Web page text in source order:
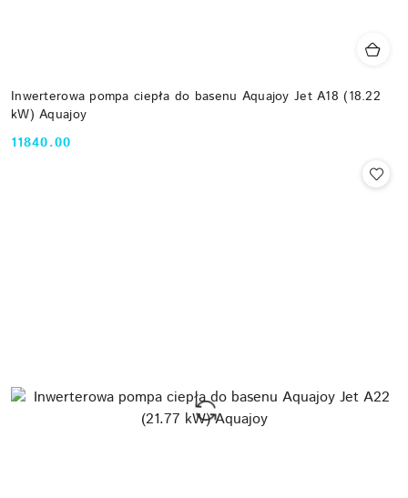
Inwerterowa pompa ciepła do basenu Aquajoy Jet A18 (18.22
kW) Aquajoy
Cena:
11840.00